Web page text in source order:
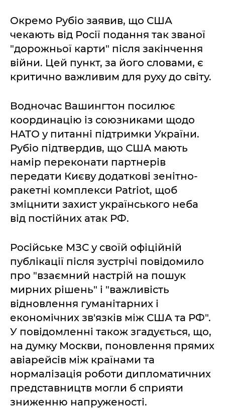
Окремо Рубіо заявив, що США
чекають від Росії подання так званої
"дорожньої карти" після закінчення
війни. Цей пункт, за його словами, є
критично важливим для руху до світу.
Водночас Вашингтон посилює
координацію із союзниками щодо
НАТО у питанні підтримки України.
Рубіо підтвердив, що США мають
намір переконати партнерів
передати Києву додаткові зенітно-
ракетні комплекси Patriot, щоб
зміцнити захист українського неба
від постійних атак РФ.
Російське МЗС у своїй офіційній
публікації після зустрічі повідомило
про "взаємний настрій на пошук
мирних рішень" і "важливість
відновлення гуманітарних і
економічних зв'язків між США та РФ".
У повідомленні також згадується, що,
на думку Москви, поновлення прямих
авіарейсів між країнами та
нормалізація роботи дипломатичних
представництв могли б сприяти
зниженню напруженості.